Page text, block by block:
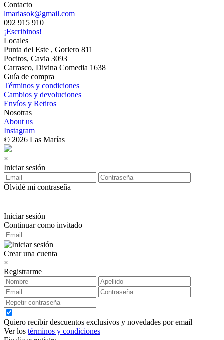
Contacto
lmariasok@gmail.com
092 915 910
¡Escribinos!
Locales
Punta del Este , Gorlero 811
Pocitos, Cavia 3093
Carrasco, Divina Comedia 1638
Guía de compra
Términos y condiciones
Cambios y devoluciones
Envíos y Retiros
Nosotras
About us
Instagram
© 2026 Las Marías
×
Iniciar sesión
Olvidé mi contraseña
Iniciar sesión
Continuar como invitado
Crear una cuenta
×
Registrarme
Quiero recibir descuentos exclusivos y novedades por email
Ver los términos y condiciones